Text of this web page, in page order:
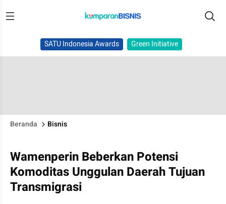
SATU Indonesia Awards Green Initiative
Beranda Bisnis
Wamenperin Beberkan Potensi
Komoditas Unggulan Daerah Tujuan
Transmigrasi